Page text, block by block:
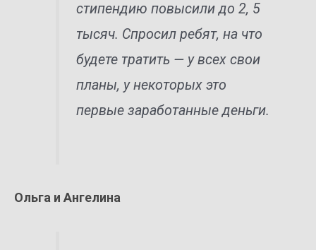
стипендию повысили до 2, 5
тысяч. Спросил ребят, на что
будете тратить — у всех свои
планы, у некоторых это
первые заработанные деньги.
Ольга и Ангелина